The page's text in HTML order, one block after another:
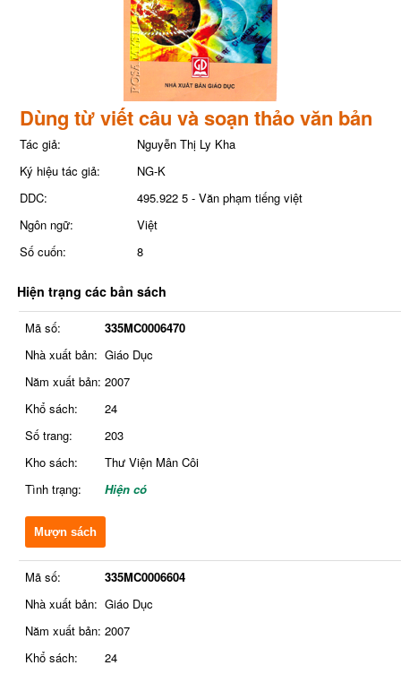
Dùng từ viết câu và soạn thảo văn bản
Tác giả:
Nguyễn Thị Ly Kha
Ký hiệu tác giả:
NG-K
DDC:
495.922 5 - Văn phạm tiếng việt
Ngôn ngữ:
Việt
Số cuốn:
8
Hiện trạng các bản sách
Mã số:
335MC0006470
Nhà xuất bản: Giáo Dục
Năm xuất bản: 2007
Khổ sách:
24
Số trang:
203
Kho sách:
Thư Viện Mân Côi
Tình trạng:
Hiện có
Mượn sách
Mã số:
335MC0006604
Nhà xuất bản: Giáo Dục
Năm xuất bản: 2007
Khổ sách:
24